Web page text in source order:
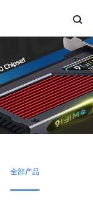
全部产品